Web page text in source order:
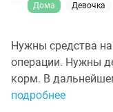
Дома Девочка
Нужны средства
операции. Нужны
корм. В
История: Щенка
подробнее